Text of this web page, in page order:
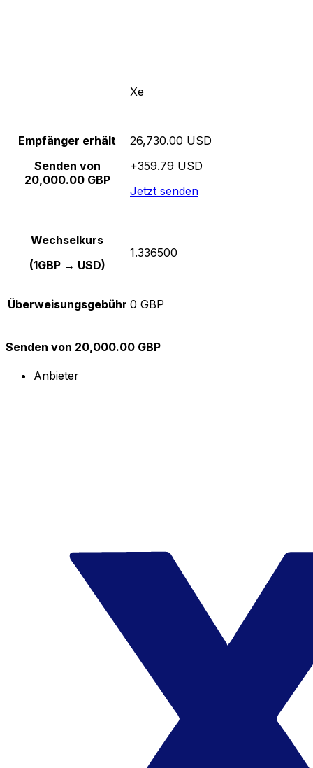
Xe
Empfänger erhält
Senden von
20,000.00 GBP
26,730.00 USD
+359.79 USD
Jetzt senden
Wechselkurs
(1GBP → USD)
1.336500
Überweisungsgebühr 0 GBP
Senden von 20,000.00 GBP
Anbieter